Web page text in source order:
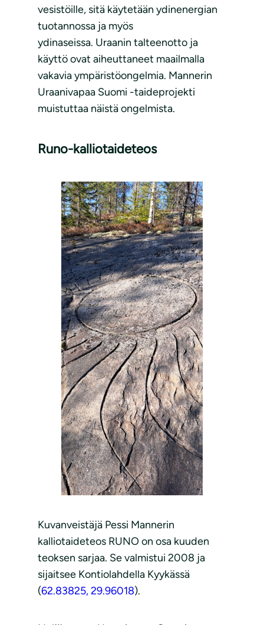
vesistöille, sitä käytetään ydinenergian
tuotannossa ja myös
ydinaseissa. Uraanin talteenotto ja
käyttö ovat aiheuttaneet maailmalla
vakavia ympäristöongelmia. Mannerin
Uraanivapaa Suomi -taideprojekti
muistuttaa näistä ongelmista.
Runo-kalliotaideteos
Kuvanveistäjä Pessi Mannerin
kalliotaideteos RUNO on osa kuuden
teoksen sarjaa. Se valmistui 2008 ja
sijaitsee Kontiolahdella Kyykässä
(62.83825, 29.96018).